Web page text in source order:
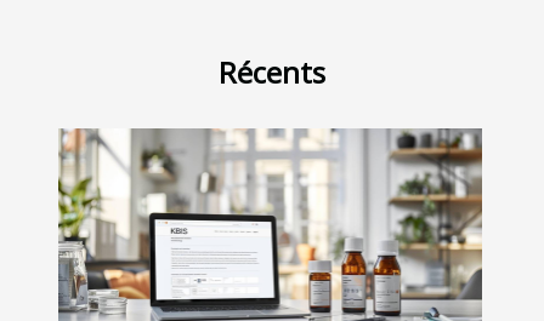
Récents